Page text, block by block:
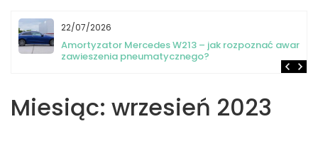
22/07/2026
Amortyzator Mercedes W213 – jak rozpoznać awarię
zawieszenia pneumatycznego?
Miesiąc: wrzesień 2023